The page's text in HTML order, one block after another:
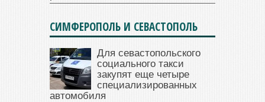
СИМФЕРОПОЛЬ И СЕВАСТОПОЛЬ
Для севастопольского
социального такси
закупят еще четыре
специализированных
автомобиля